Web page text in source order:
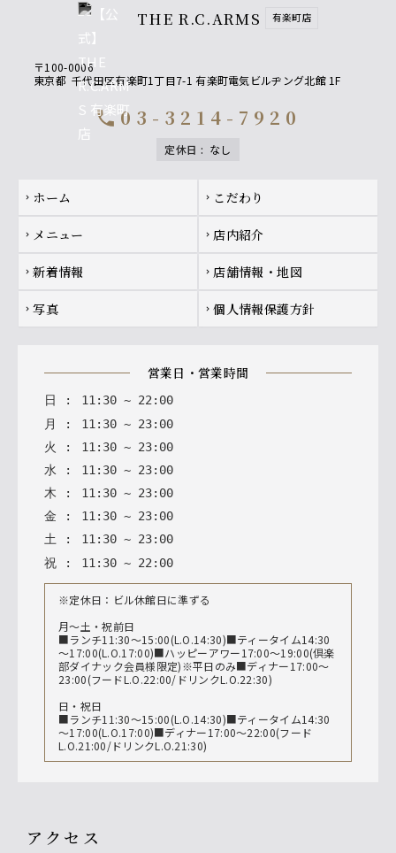
THE R.C.ARMS 有楽町店
〒100-0006
東京都 千代田区有楽町1丁目7-1 有楽町電気ビルヂング北館 1F
call03-3214-7920
定休日 : なし
Footer navigation
chevron_right ホーム chevron_right こだわり
chevron_right メニュー chevron_right 店内紹介
chevron_right 新着情報 chevron_right 店舗情報・地図
chevron_right 写真 chevron_right 個人情報保護方針
営業日・営業時間
日 : 11: 30 ~ 22: 00
月
: 11 : 30 ~ 23: 00
火
: 11 : 30 ~ 23: 00
水 : 11 : 30 ~ 23: 00
木 : 11 : 30 ~ 23: 00
金 : 11 : 30 ~ 23: 00
土 : 11: 30 ~ 23: 00
祝 : 11 : 30 ~ 22 : 00
※定休日：ビル休館日に準ずる
月～土・祝前日
■ランチ11:30～15:00(L.O.14:30)■ティータイム14:30
～17:00(L.O.17:00)■ハッピーアワー17:00～19:00(倶楽
部ダイナック会員様限定)※平日のみ■ディナー17:00～
23:00(フードL.O.22:00/ドリンクL.O.22:30)
日・祝日
■ランチ11:30～15:00(L.O.14:30)■ティータイム14:30
～17:00(L.O.17:00)■ディナー17:00～22:00(フード
L.O.21:00/ドリンクL.O.21:30)
アクセス